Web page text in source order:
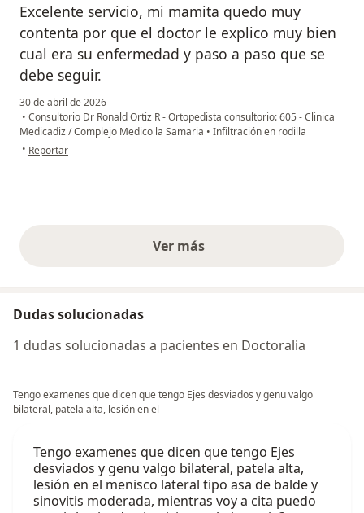
Excelente servicio, mi mamita quedo muy
contenta por que el doctor le explico muy bien
cual era su enfermedad y paso a paso que se
debe seguir.
30 de abril de 2026
• Consultorio Dr Ronald Ortiz R - Ortopedista consultorio: 605 - Clinica
Medicadiz / Complejo Medico la Samaria • Infiltración en rodilla
• en opinión del usuario Yina Rangel
Reportar
Ver másopiniones anteriores
Dudas solucionadas
1 dudas solucionadas a pacientes en Doctoralia
Tengo examenes que dicen que tengo Ejes desviados y genu valgo
bilateral, patela alta, lesión en el
Tengo examenes que dicen que tengo Ejes
desviados y genu valgo bilateral, patela alta,
lesión en el menisco lateral tipo asa de balde y
sinovitis moderada, mientras voy a cita puedo